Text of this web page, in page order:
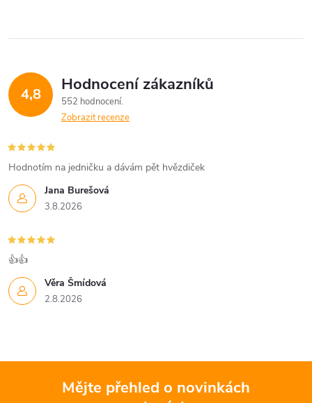
4,8 Hodnocení zákazníků
552 hodnocení
Zobrazit recenze
Jana Burešová
3.8.2026
Hodnotím na jedničku a dávám pět hvězdiček
Věra Šmídová
2.8.2026
👍👍
Mějte přehled o novinkách